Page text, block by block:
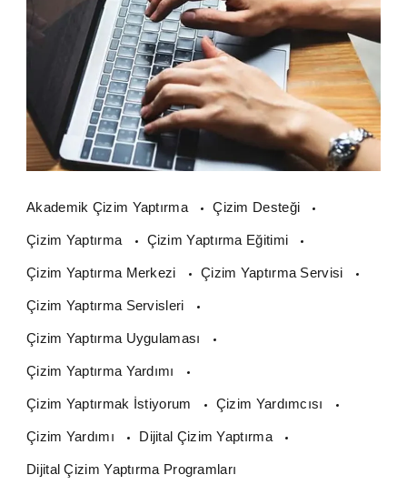
Akademik Çizim Yaptırma Çizim Desteği
Çizim Yaptırma Çizim Yaptırma Eğitimi
Çizim Yaptırma Merkezi Çizim Yaptırma Servisi
Çizim Yaptırma Servisleri
Çizim Yaptırma Uygulaması
Çizim Yaptırma Yardımı
Çizim Yaptırmak İstiyorum Çizim Yardımcısı
Çizim Yardımı Dijital Çizim Yaptırma
Dijital Çizim Yaptırma Programları